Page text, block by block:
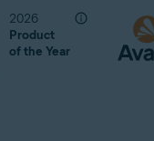
2026
Product
of the Year